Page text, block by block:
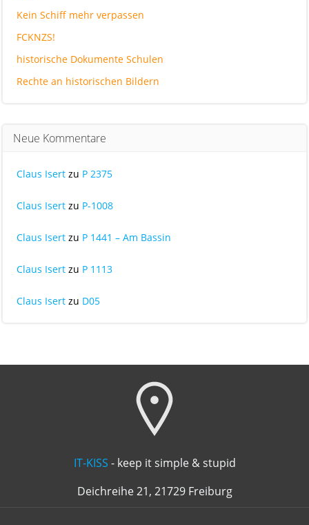
Kein Schiff mehr verpassen
FCKNZS!
historische Dokumente Schulen
Rechte an historischen Bildern
Neue Kommentare
Claus Isert zu P 2375
Claus Isert zu P-1008
Claus Isert zu P 1441 – Am Bassin
Claus Isert zu P 1113
Claus Isert zu D05
IT-KISS - keep it simple & stupid
Deichreihe 21, 21729 Freiburg